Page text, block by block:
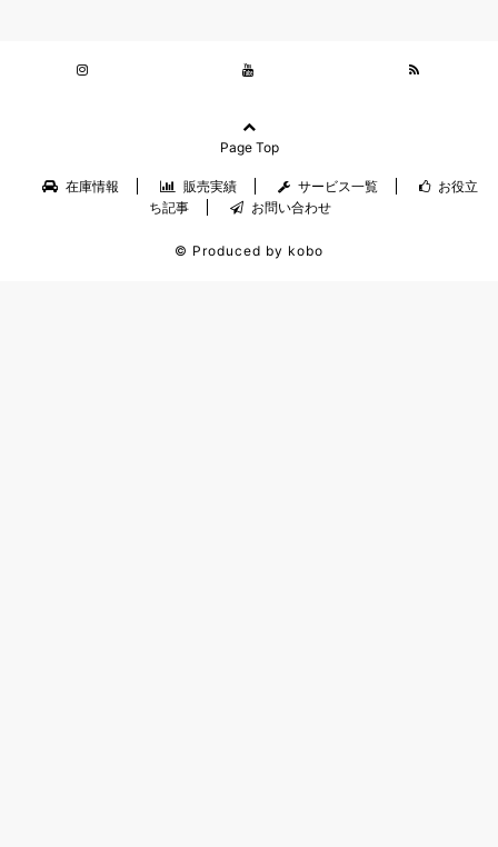
Page Top
在庫情報 販売実績 サービス一覧
お役立
ち記事
お問い合わせ
© Produced by kobo